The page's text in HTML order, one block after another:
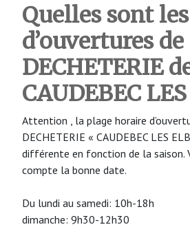
Quelles sont
d’ouvertures
DECHETERIE
CAUDEBEC
Attention , la plage horaire
DECHETERIE « CAUDEBEC LES
différente en fonction de la saison.
compte la bonne date.
Du lundi au samedi: 10h-18h
dimanche: 9h30-12h30